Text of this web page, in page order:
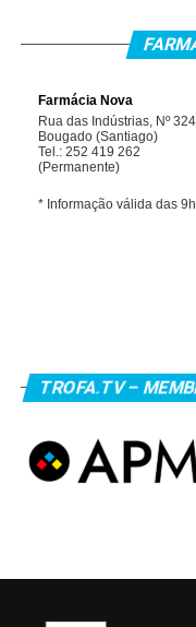
TROFA.TV –